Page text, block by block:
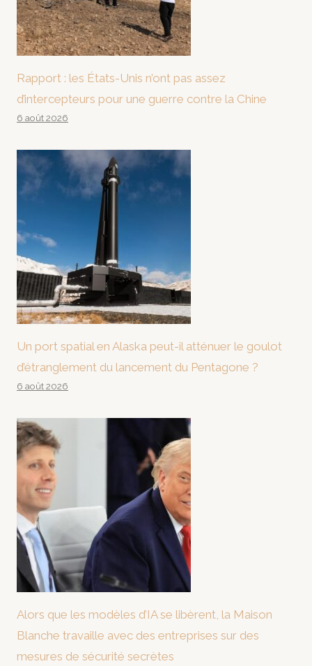
Rapport : les États-Unis n’ont pas assez
d’intercepteurs pour une guerre contre la Chine
6 août 2026
Un port spatial en Alaska peut-il atténuer le goulot
d’étranglement du lancement du Pentagone ?
6 août 2026
Alors que les modèles d’IA se libèrent, la Maison
Blanche travaille avec des entreprises sur des
mesures de sécurité secrètes